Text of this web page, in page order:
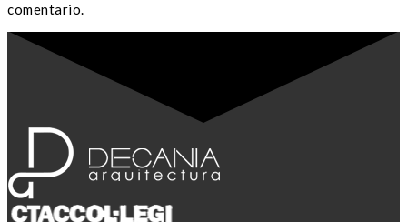
comentario.